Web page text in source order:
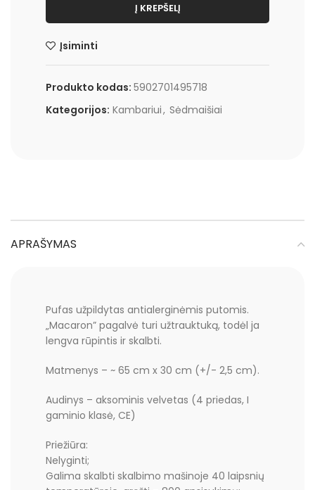
Į KREPŠELĮ
Įsiminti
Produkto kodas: 5902701495718
Kategorijos: Kambariui, Sėdmaišiai
APRAŠYMAS
Pufas užpildytas antialerginėmis putomis.
„Macaron” pagalvė turi užtrauktuką, todėl ja
lengva rūpintis ir skalbti.
Matmenys – ~ 65 cm x 30 cm (+/- 2,5 cm).
Audinys – aksominis velvetas (4 priedas, I
gaminio klasė, CE)
Priežiūra:
Nelyginti;
Galima skalbti skalbimo mašinoje 40 laipsnių